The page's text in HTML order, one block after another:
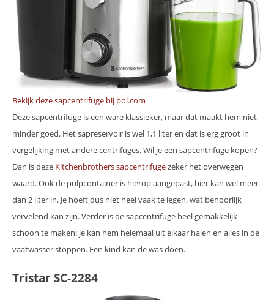
Bekijk deze sapcentrifuge bij bol.com
Deze sapcentrifuge is een ware klassieker, maar dat maakt hem niet
minder goed. Het sapreservoir is wel 1,1 liter en dat is erg groot in
vergelijking met andere centrifuges. Wil je een sapcentrifuge kopen?
Dan is deze Kitchenbrothers sapcentrifugezeker het overwegen
waard. Ook de pulpcontainer is hierop aangepast, hier kan wel meer
dan 2 liter in. Je hoeft dus niet heel vaak te legen, wat behoorlijk
vervelend kan zijn. Verder is de sapcentrifuge heel gemakkelijk
schoon te maken: je kan hem helemaal uit elkaar halen en alles in de
vaatwasser stoppen. Een kind kan de was doen.
Tristar SC-2284